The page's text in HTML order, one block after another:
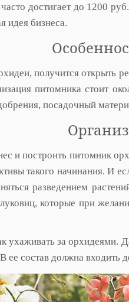
достигает до 1200
идея бизнеса.
получится открыть
питомника стоит
посадочный
и построить питомник
такого начинания. И
разведением
которые при
ухаживать за
состав должна входить